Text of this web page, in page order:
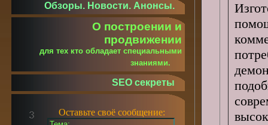
Обзоры. Новости. Анонсы.
О построении и
продвижении
для тех кто обладает специальными
знаниями.
SEO секреты
Оставьте своё сообщение: